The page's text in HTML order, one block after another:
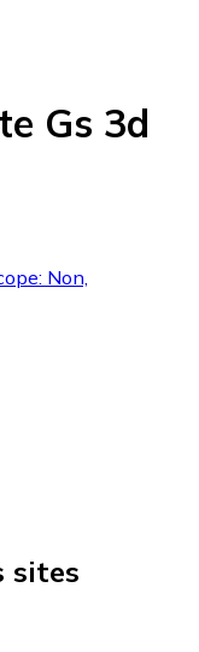
Gs 3d
Non,
sites